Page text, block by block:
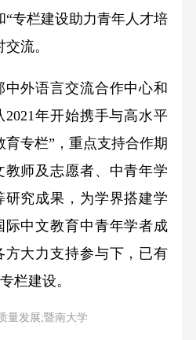
“专栏建设助力青年人才培
流。
外语言交流合作中心和
年开始携手与高水平
育专栏”，重点支持合作期
师及志愿者、中青年学
究成果，为学界搭建学
中文教育中青年学者成
大力支持参与下，已有
栏建设。
量发展;暨南大学